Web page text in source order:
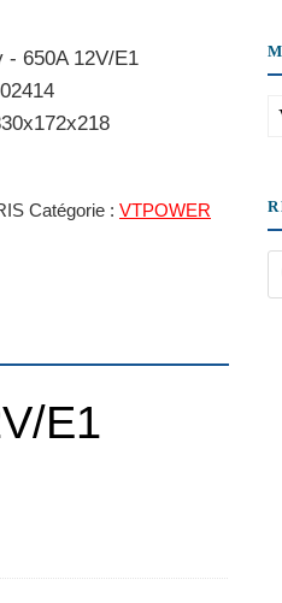
- 650A 12V/E1
Catégorie :VTPOWER
E1